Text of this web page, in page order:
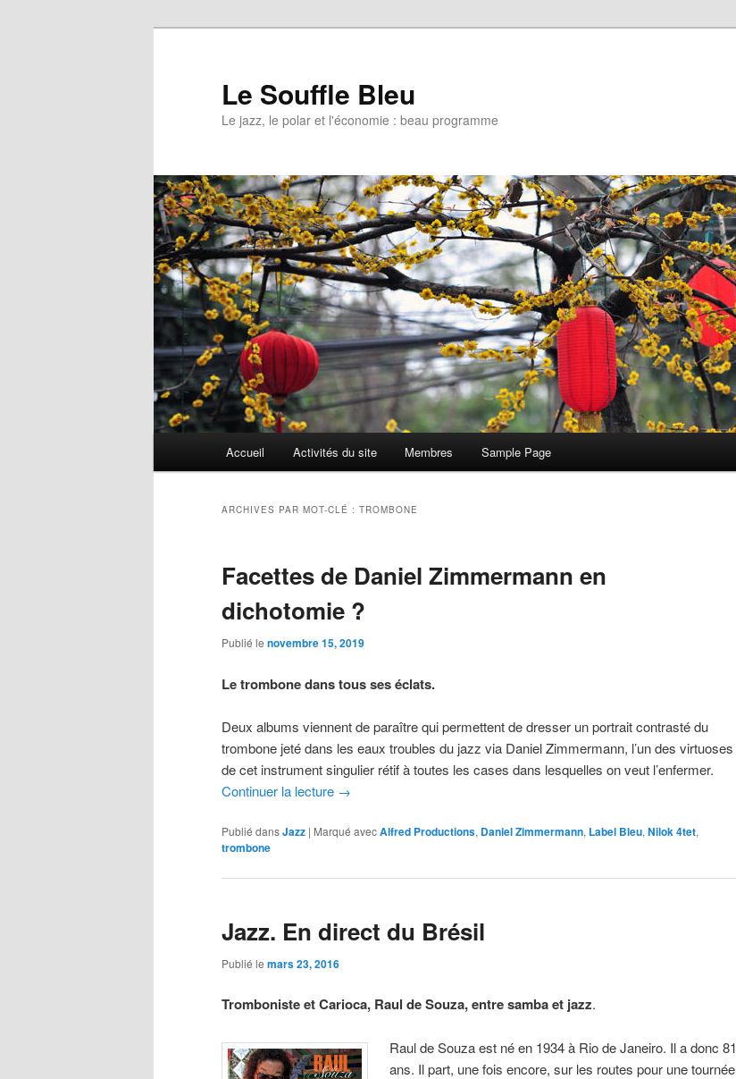
Le Souffle Bleu
Le jazz, le polar et l'économie : beau programme
Aller
principal
Aller
secondaire
Accueil Activités du site Membres Sample Page
ARCHIVES PAR MOT-CLÉ : TROMBONE
Facettes de Daniel Zimmermann en
dichotomie ?
Publié le novembre 15, 2019
Le trombone dans tous ses éclats.
Deux albums viennent de paraître qui permettent de dresser un portrait contrasté du
trombone jeté dans les eaux troubles du jazz via Daniel Zimmermann, l’un des virtuoses
de cet instrument singulier rétif à toutes les cases dans lesquelles on veut l’enfermer.
Continuer la lecture →
Publié dansJazz | Marqué avecAlfred Productions, Daniel Zimmermann, Label Bleu, Nilok 4tet,
trombone
Jazz. En direct du Brésil
Publié le mars 23, 2016
Tromboniste et Carioca, Raul de Souza, entre samba et jazz.
Raul de Souza est né en 1934 à Rio de Janeiro. Il a donc 81
ans. Il part, une fois encore, sur les routes pour une tournée